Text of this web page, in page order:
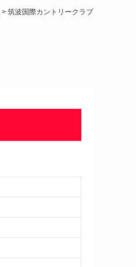
> 筑波国際カントリークラブ